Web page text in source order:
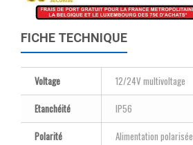
FICHE TECHNIQUE
Voltage
12/24V multivoltage
Etanchéité
IP56
Polarité
Alimentation polarisée